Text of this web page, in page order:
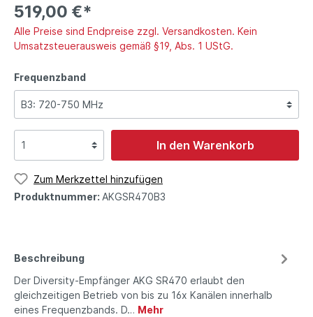
519,00 €*
Alle Preise sind Endpreise zzgl. Versandkosten. Kein
Umsatzsteuerausweis gemäß §19, Abs. 1 UStG.
Frequenzband
In den Warenkorb
Zum Merkzettel hinzufügen
Produktnummer: AKGSR470B3
Beschreibung
Der Diversity-Empfänger AKG SR470 erlaubt den
gleichzeitigen Betrieb von bis zu 16x Kanälen innerhalb
eines Frequenzbands. D… Mehr